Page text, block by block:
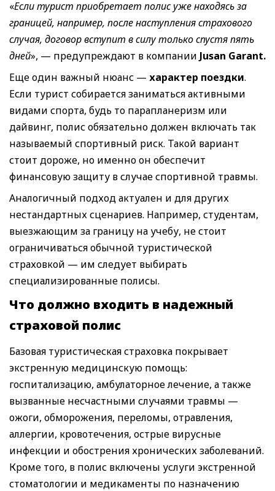
«Если турист приобретает полис уже находясь за
границей, например, после наступления страхового
случая, договор вступит в силу только спустя пять
дней», — предупреждают в компании Jusan Garant.
Еще один важный нюанс — характер поездки.
Если турист собирается заниматься активными
видами спорта, будь то парапланеризм или
дайвинг, полис обязательно должен включать так
называемый спортивный риск. Такой вариант
стоит дороже, но именно он обеспечит
финансовую защиту в случае спортивной травмы.
Аналогичный подход актуален и для других
нестандартных сценариев. Например, студентам,
выезжающим за границу на учебу, не стоит
ограничиваться обычной туристической
страховкой — им следует выбирать
специализированные полисы.
Что должно входить в надежный
страховой полис
Базовая туристическая страховка покрывает
экстренную медицинскую помощь:
госпитализацию, амбулаторное лечение, а также
вызванные несчастными случаями травмы —
ожоги, обморожения, переломы, отравления,
аллергии, кровотечения, острые вирусные
инфекции и обострения хронических заболеваний.
Кроме того, в полис включены услуги экстренной
стоматологии и медикаменты по назначению